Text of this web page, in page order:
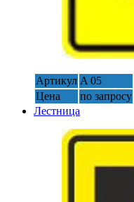
Артикул A 05
Цена
по запросу
Лестница